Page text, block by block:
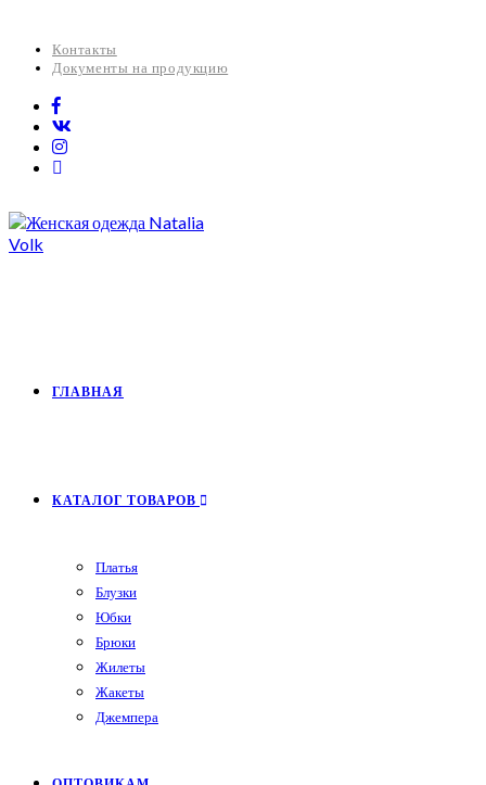
Контакты
Документы на продукцию
ГЛАВНАЯ
КАТАЛОГ ТОВАРОВ
Платья
Блузки
Юбки
Брюки
Жилеты
Жакеты
Джемпера